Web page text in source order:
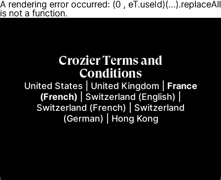
A rendering error occurred: (0 , eT.useId)(...).replaceAll
is not a function.
A rendering error occurred: (0 , eT.useId)(...).replaceAll
is not a function.
Crozier Terms and
Conditions
United States United Kingdom
France
(French)
Switzerland (English)
Switzerland (French)
Switzerland
(German)
Hong Kong